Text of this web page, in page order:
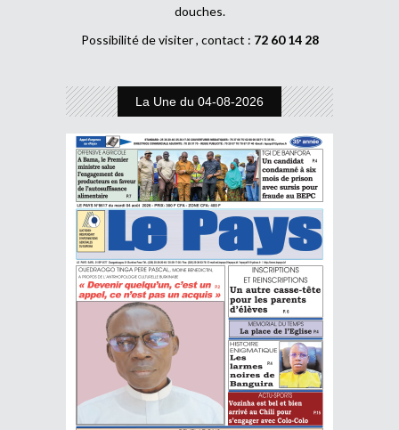
douches.
Possibilité de visiter , contact : 72 60 14 28
La Une du 04-08-2026